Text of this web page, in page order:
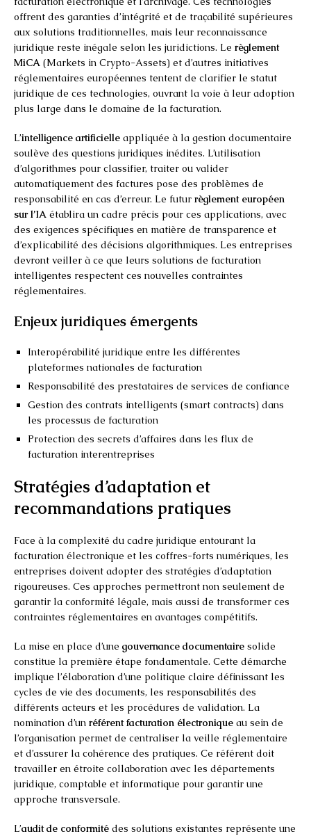
offrent des garanties d’intégrité et de traçabilité supérieures
aux solutions traditionnelles, mais leur reconnaissance
juridique reste inégale selon les juridictions. Le règlement
MiCA (Markets in Crypto-Assets) et d’autres initiatives
réglementaires européennes tentent de clarifier le statut
juridique de ces technologies, ouvrant la voie à leur adoption
plus large dans le domaine de la facturation.
L’intelligence artificielle appliquée à la gestion documentaire
soulève des questions juridiques inédites. L’utilisation
d’algorithmes pour classifier, traiter ou valider
automatiquement des factures pose des problèmes de
responsabilité en cas d’erreur. Le futur règlement européen
sur l’IA établira un cadre précis pour ces applications, avec
des exigences spécifiques en matière de transparence et
d’explicabilité des décisions algorithmiques. Les entreprises
devront veiller à ce que leurs solutions de facturation
intelligentes respectent ces nouvelles contraintes
réglementaires.
Enjeux juridiques émergents
Interopérabilité juridique entre les différentes
plateformes nationales de facturation
Responsabilité des prestataires de services de confiance
Gestion des contrats intelligents (smart contracts) dans
les processus de facturation
Protection des secrets d’affaires dans les flux de
facturation interentreprises
Stratégies d’adaptation et
recommandations pratiques
Face à la complexité du cadre juridique entourant la
facturation électronique et les coffres-forts numériques, les
entreprises doivent adopter des stratégies d’adaptation
rigoureuses. Ces approches permettront non seulement de
garantir la conformité légale, mais aussi de transformer ces
contraintes réglementaires en avantages compétitifs.
La mise en place d’une gouvernance documentaire solide
constitue la première étape fondamentale. Cette démarche
implique l’élaboration d’une politique claire définissant les
cycles de vie des documents, les responsabilités des
différents acteurs et les procédures de validation. La
nomination d’un référent facturation électronique au sein de
l’organisation permet de centraliser la veille réglementaire
et d’assurer la cohérence des pratiques. Ce référent doit
travailler en étroite collaboration avec les départements
juridique, comptable et informatique pour garantir une
approche transversale.
L’audit de conformité des solutions existantes représente une